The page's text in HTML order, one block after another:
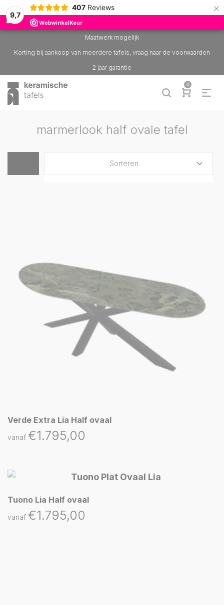
9,7
407 Reviews ×
Maatwerk mogelijk
Korting bij aankoop van meerdere tafels, vraag naar de voorwaarden
2 jaar garantie
0
marmerlook half ovale tafel
Sorteren
Verde Extra Lia Half ovaal
vanaf €1.795,00
Tuono Lia Half ovaal
vanaf €1.795,00